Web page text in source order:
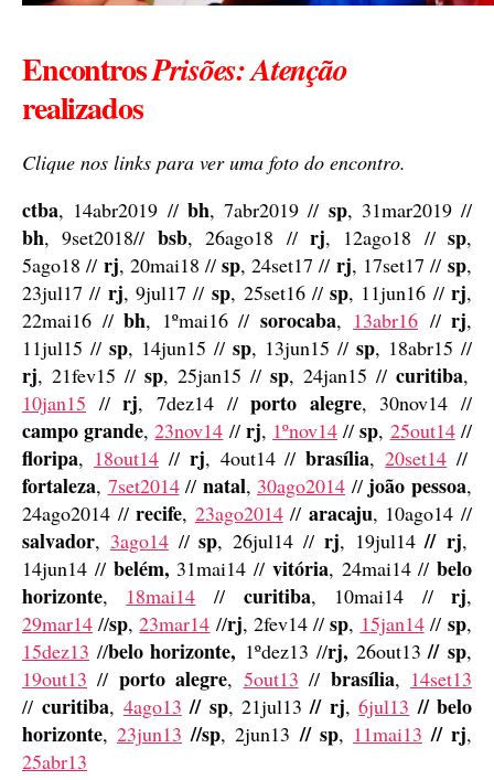
EncontrosPrisões: Atenção
realizados
Clique nos links para ver uma foto do encontro.
ctba, 14abr2019 // bh, 7abr2019 // sp, 31mar2019 //
bh, 9set2018// bsb, 26ago18 // rj, 12ago18 // sp,
5ago18 // rj, 20mai18 // sp, 24set17 // rj, 17set17 // sp,
23jul17 // rj, 9jul17 //sp, 25set16 //sp, 11jun16 //rj,
22mai16 //bh, 1ºmai16 // sorocaba, 13abr16 // rj,
11jul15 // sp, 14jun15 // sp, 13jun15 // sp, 18abr15 //
rj, 21fev15 // sp, 25jan15 // sp, 24jan15 // curitiba,
10jan15 //rj, 7dez14 //porto alegre, 30nov14 //
campo grande,23nov14 //rj, 1ºnov14 // sp, 25out14//
floripa, 18out14//rj, 4out14 // brasília,20set14 //
fortaleza, 7set2014// natal, 30ago2014 //joão pessoa,
24ago2014 //recife, 23ago2014// aracaju, 10ago14 //
salvador, 3ago14//sp, 26jul14 // rj, 19jul14// rj,
14jun14 //belém, 31mai14 // vitória, 24mai14 // belo
horizonte, 18mai14 // curitiba, 10mai14 //rj,
29mar14 //sp,23mar14 //rj, 2fev14 // sp, 15jan14//sp,
15dez13 //belo horizonte, 1ºdez13 //rj, 26out13// sp,
19out13 //porto alegre, 5out13 // brasília, 14set13
//curitiba, 4ago13 // sp, 21jul13// rj,6jul13 // belo
horizonte, 23jun13 //sp, 2jun13 // sp, 11mai13 // rj,
25abr13